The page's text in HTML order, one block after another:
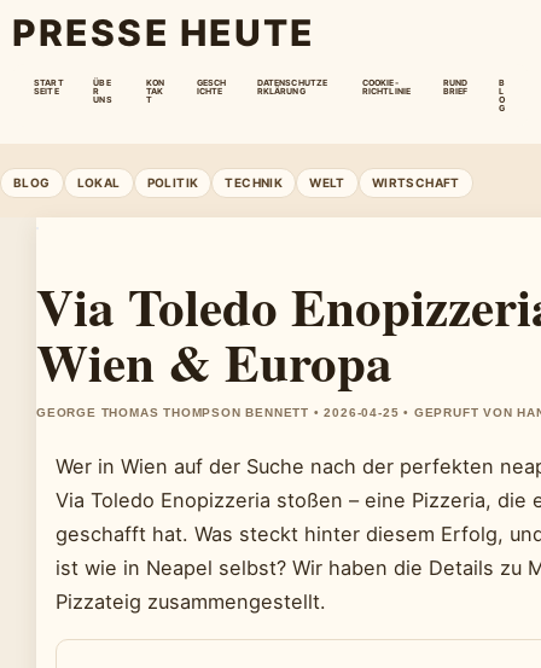
PRESSE HEUTE
START
SEITE
ÜBE
R
UNS
KON
TAK
T
GESCH
ICHTE
DATENSCHUTZE
RKLÄRUNG
COOKIE-
RICHTLINIE
RUND
BRIEF
B
L
O
G
BLOG LOKAL POLITIK TECHNIK WELT WIRTSCHAFT
Via Toledo
Wien & Europa
GEORGE THOMAS THOMPSON BENNETT • 2026-04-25 • GEPRUFT VON
Wer in Wien auf der Suche nach der perfekten
Via Toledo Enopizzeria stoßen – eine Pizzeria, die
geschafft hat. Was steckt hinter diesem Erfolg,
ist wie in Neapel selbst? Wir haben die Details zu
Pizzateig zusammengestellt.